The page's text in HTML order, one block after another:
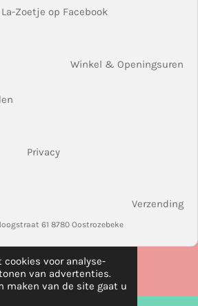
voor analyse-
van advertenties.
maken van de site gaat u
La-Zoetje op Facebook
Winkel & Openingsuren
Privacy
Verzending
61 8780 Oostrozebeke